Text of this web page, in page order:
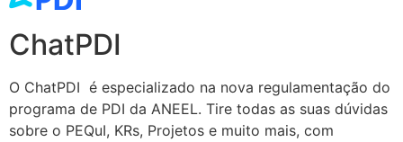
ChatPDI
O ChatPDI é especializado na nova regulamentação do
programa de PDI da ANEEL. Tire todas as suas dúvidas
sobre o PEQuI, KRs, Projetos e muito mais, com